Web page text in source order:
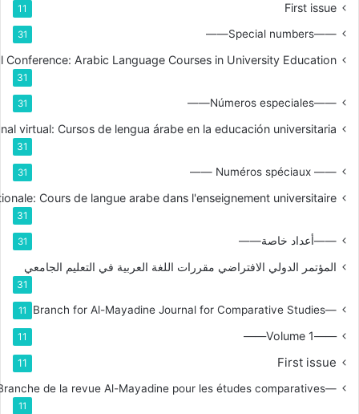
First issue
11
——Special numbers——
31
Conference: Arabic Language Courses in University Education
31
——Números especiales——
31
virtual: Cursos de lengua árabe en la educación universitaria
31
—— Numéros spéciaux ——
31
Cours de langue arabe dans l'enseignement universitaire
31
——أعداد خاصة—— 31
المؤتمر الدولي الافتراضي مقررات اللغة العربية في التعليم الجامعي
31
—Branch for Al-Mayadine Journal for Comparative Studies
11
——Volume 1——
11
First issue
11
—Branche de la revue Al-Mayadine pour les études comparatives
11